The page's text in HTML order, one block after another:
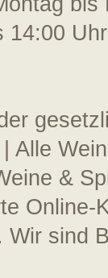
14:00
Alle
&
Wir sind